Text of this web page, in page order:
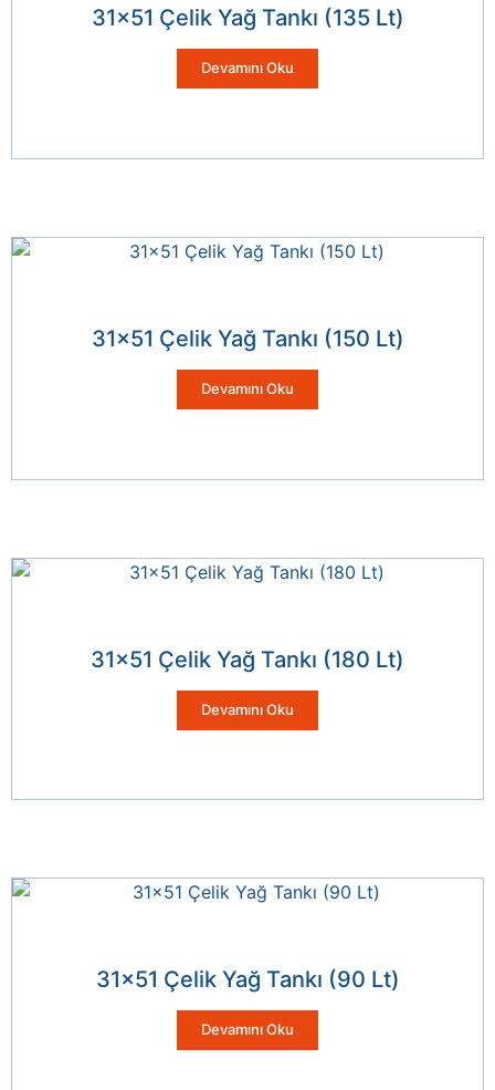
31×51 Çelik Yağ Tankı (135 Lt)
Devamını Oku
31×51 Çelik Yağ Tankı (150 Lt)
Devamını Oku
31×51 Çelik Yağ Tankı (180 Lt)
Devamını Oku
31×51 Çelik Yağ Tankı (90 Lt)
Devamını Oku